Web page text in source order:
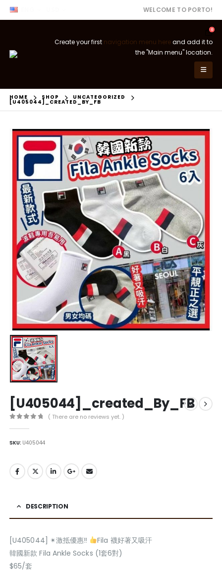
WELCOME TO PORTO!
0
Create your first navigation menu hereand add it to
the "Main menu" location.
HOME SHOP UNCATEGORIZED
[U405044]_CREATED_BY_FB
[U405044]_created_By_FB
( There are no reviews yet. )
SKU: U405044
DESCRIPTION
[U405044] ✴激抵優惠‼
Fila 襪好著又吸汗
韓國新款 Fila Ankle Socks (1套6對)
$65/套